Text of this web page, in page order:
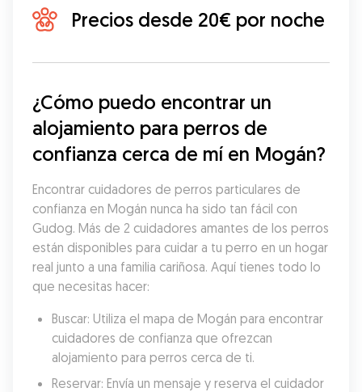
Precios desde 20€ por noche
¿Cómo puedo encontrar un
alojamiento para perros de
confianza cerca de mí en Mogán?
Encontrar cuidadores de perros particulares de
confianza en Mogán nunca ha sido tan fácil con
Gudog. Más de 2 cuidadores amantes de los perros
están disponibles para cuidar a tu perro en un hogar
real junto a una familia cariñosa. Aquí tienes todo lo
que necesitas hacer:
Buscar: Utiliza el mapa de Mogán para encontrar
cuidadores de confianza que ofrezcan
alojamiento para perros cerca de ti.
Reservar: Envía un mensaje y reserva el cuidador